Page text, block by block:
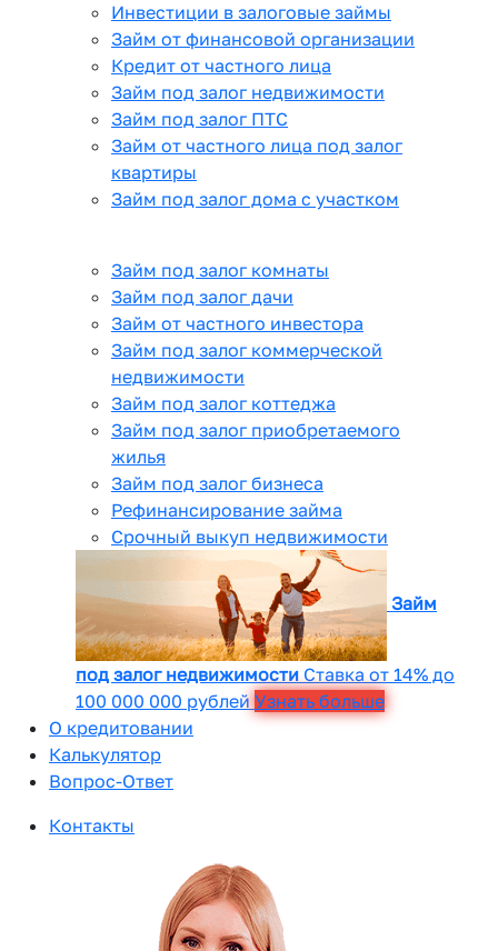
Инвестиции в залоговые займы
Займ от финансовой организации
Кредит от частного лица
Займ под залог недвижимости
Займ под залог ПТС
Займ от частного лица под залог
квартиры
Займ под залог дома с участком
Займ под залог комнаты
Займ под залог дачи
Займ от частного инвестора
Займ под залог коммерческой
недвижимости
Займ под залог коттеджа
Займ под залог приобретаемого
жилья
Займ под залог бизнеса
Рефинансирование займа
Срочный выкуп недвижимости
Займ
под залог недвижимости Ставка от 14% до
100 000 000 рублей Узнать больше
О кредитовании
Калькулятор
Вопрос-Ответ
Контакты